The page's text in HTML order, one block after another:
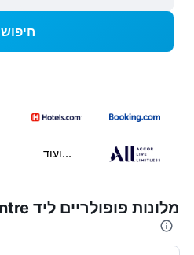
חיפוש
...ועוד
מלונות פופולריים ליד Eindhoven City Centre